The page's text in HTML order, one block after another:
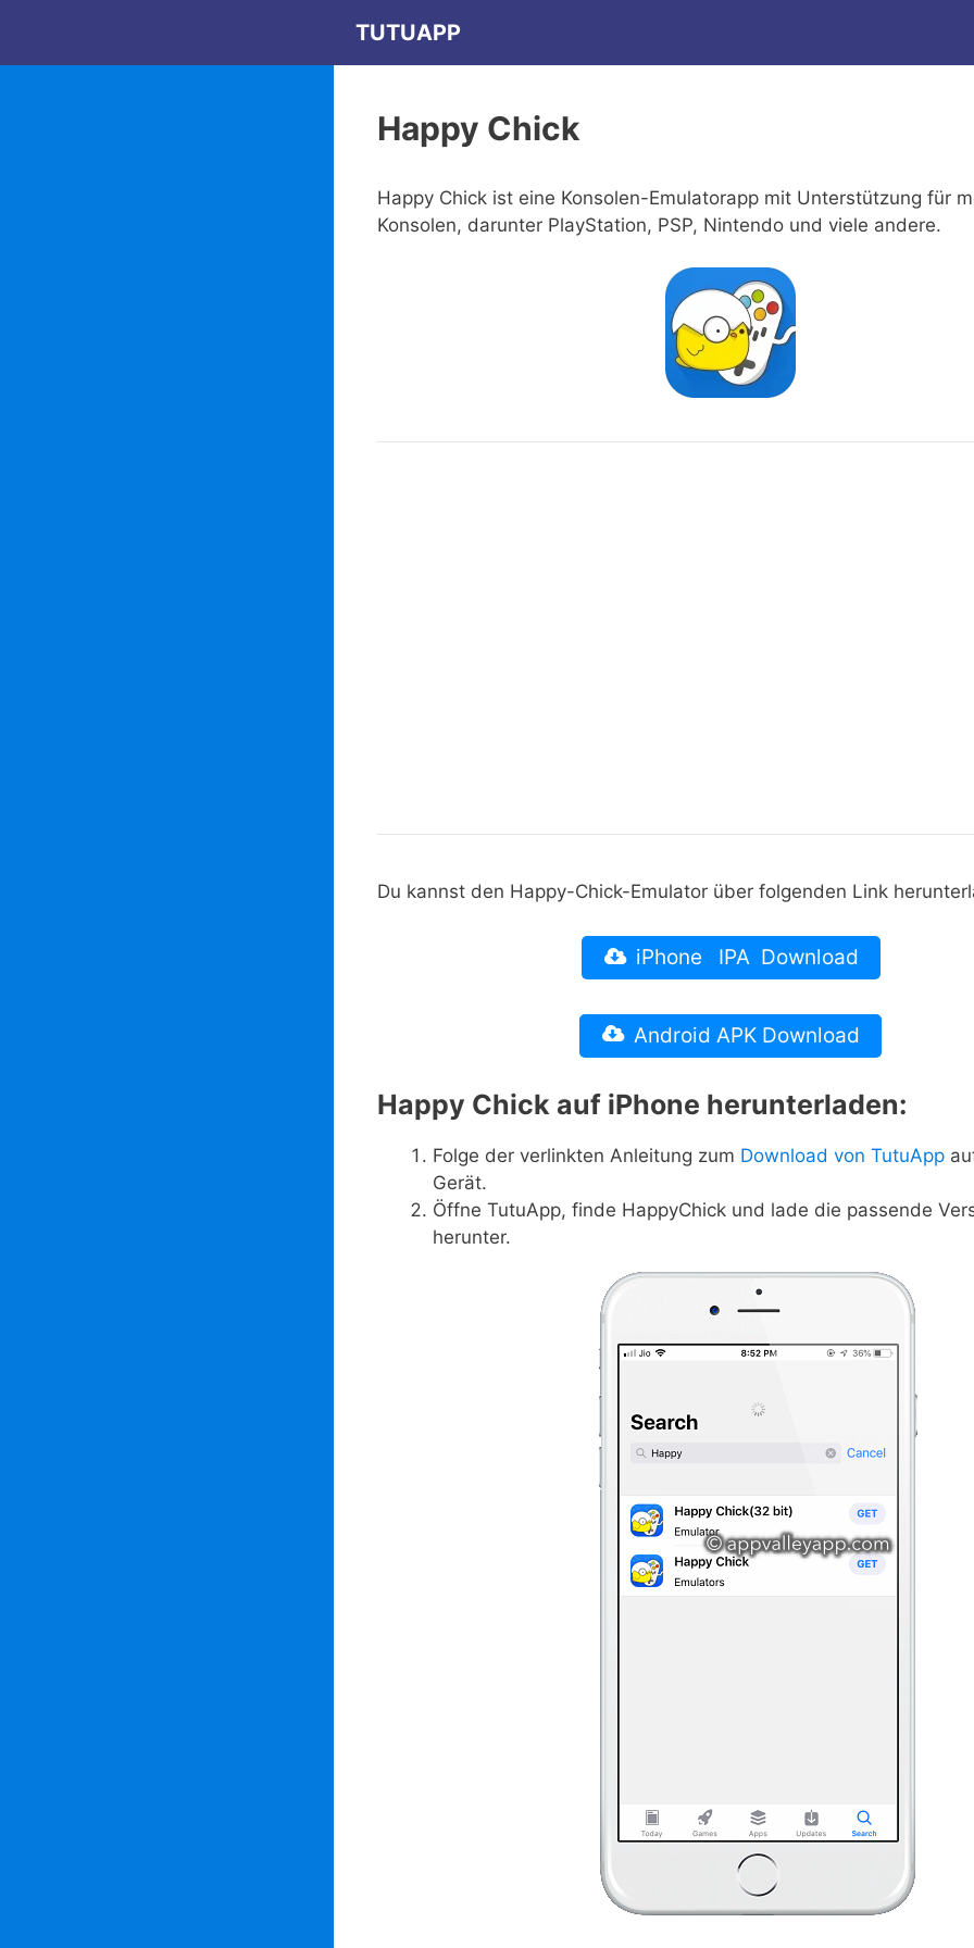
springen
TUTUAPP
Happy Chick
Happy Chick ist eine Konsolen-Emulatorapp mit Unterstützung für
Konsolen, darunter PlayStation, PSP, Nintendo und viele andere.
Du kannst den Happy-Chick-Emulator über folgenden Link
iPhone IPA Download
Android APK Download
Happy Chick auf iPhone herunterladen:
Folge der verlinkten Anleitung zum Download von TutuApp
Gerät.
Öffne TutuApp, finde HappyChick und lade die passende
herunter.